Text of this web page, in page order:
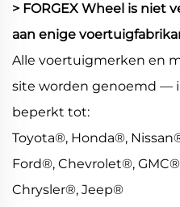
> FORGEX Wheel is niet
aan enige
Alle voertuigmerken en
site worden genoemd —
beperkt tot:
Toyota®, Honda®,
Ford®, Chevrolet®,
Chrysler®, Jeep®